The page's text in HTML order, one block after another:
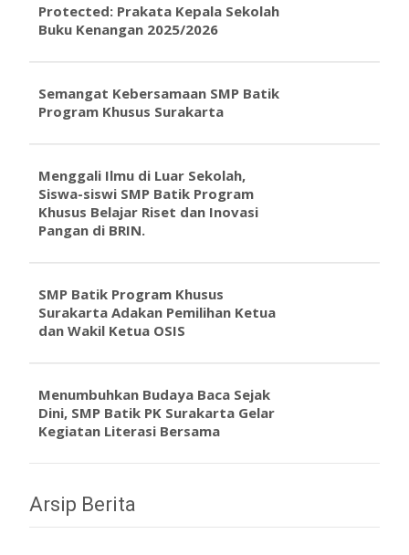
Protected: Prakata Kepala Sekolah
Buku Kenangan 2025/2026
Semangat Kebersamaan SMP Batik
Program Khusus Surakarta
Menggali Ilmu di Luar Sekolah,
Siswa-siswi SMP Batik Program
Khusus Belajar Riset dan Inovasi
Pangan di BRIN.
SMP Batik Program Khusus
Surakarta Adakan Pemilihan Ketua
dan Wakil Ketua OSIS
Menumbuhkan Budaya Baca Sejak
Dini, SMP Batik PK Surakarta Gelar
Kegiatan Literasi Bersama
Arsip Berita